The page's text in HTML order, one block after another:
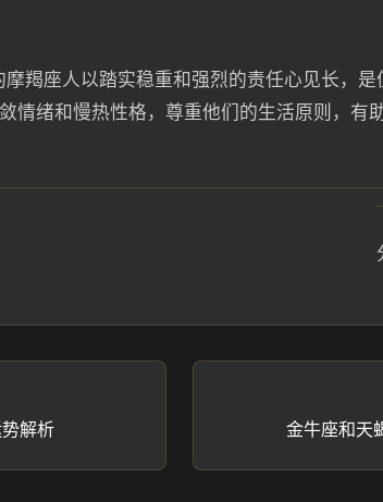
摩羯座人以踏实稳重和强烈的责任心见长，
情绪和慢热性格，尊重他们的生活原则，有
解析 金牛座和天